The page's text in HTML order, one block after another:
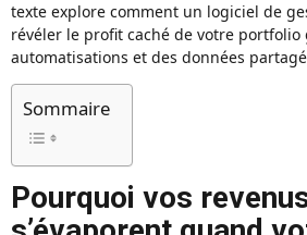
texte explore comment un logiciel de
révéler le profit caché de votre portfolio
automatisations et des données
Sommaire
Pourquoi vos